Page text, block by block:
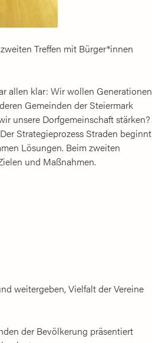
Treffen mit Bürger*innen
allen klar: Wir wollen Generationen
Gemeinden der Steiermark
unsere Dorfgemeinschaft stärken?
Strategieprozess Straden beginnt
Lösungen. Beim zweiten
und Maßnahmen.
weitergeben, Vielfalt der Vereine
der Bevölkerung präsentiert